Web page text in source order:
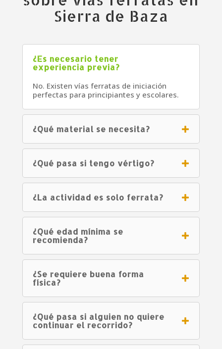
Sierra de Baza
¿Es necesario tener
experiencia previa?
No. Existen vías ferratas de iniciación
perfectas para principiantes y escolares.
¿Qué material se necesita?
¿Qué pasa si tengo vértigo?
¿La actividad es solo ferrata?
¿Qué edad mínima se
recomienda?
¿Se requiere buena forma
física?
¿Qué pasa si alguien no quiere
continuar el recorrido?